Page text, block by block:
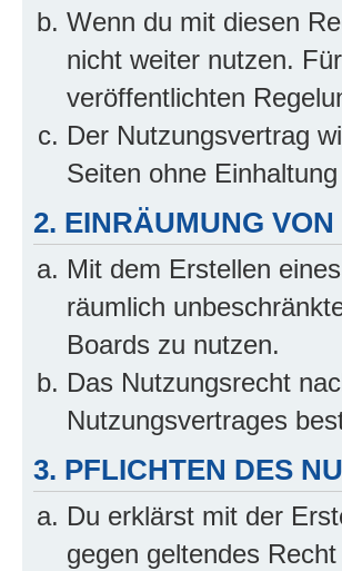
Wenn du mit diesen
nicht weiter nutzen.
veröffentlichten
Der Nutzungsvertrag
Seiten ohne
2. EINRÄUMUNG
Mit dem Erstellen
räumlich
Boards zu nutzen.
Das Nutzungsrecht
Nutzungsvertrages
3. PFLICHTEN DES
Du erklärst mit der
gegen geltendes